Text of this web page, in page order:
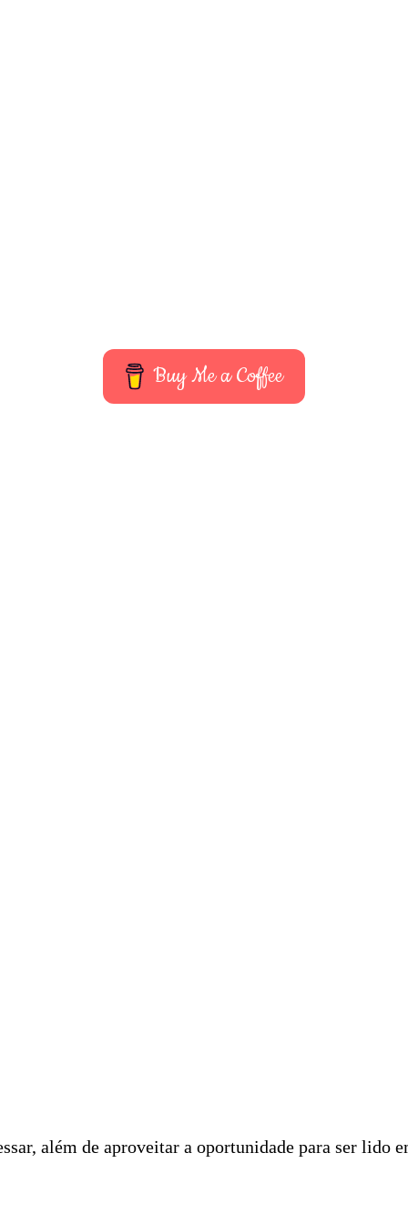
Buy Me a Coffee
além de aproveitar a oportunidade para ser lido